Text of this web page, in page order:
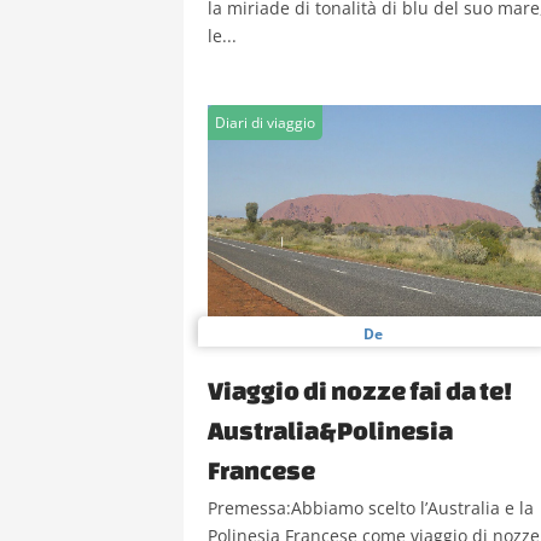
la miriade di tonalità di blu del suo
le...
Diari di viaggio
De
Viaggio di nozze fai da te!
Australia&Polinesia
Francese
Premessa:Abbiamo scelto l’Australia e la
Polinesia Francese come viaggio di